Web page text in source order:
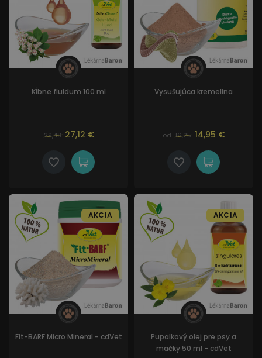
Kĺbne fluidum 100 ml
29,48 27,12 €
Vysušujúca kremelina
od 16,25 14,95 €
Fit-BARF Micro Mineral - cdVet
AKCIA
Pupalkový olej pre psy a
mačky 50 ml - cdVet
AKCIA